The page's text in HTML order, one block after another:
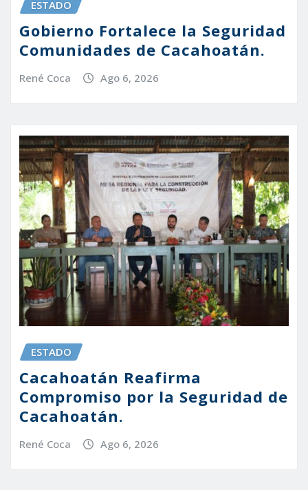
ESTADO
Gobierno Fortalece la Seguridad
Comunidades de Cacahoatán.
René Coca Ago 6, 2026
ESTADO
Cacahoatán Reafirma
Compromiso por la Seguridad de
Cacahoatán.
René Coca Ago 6, 2026